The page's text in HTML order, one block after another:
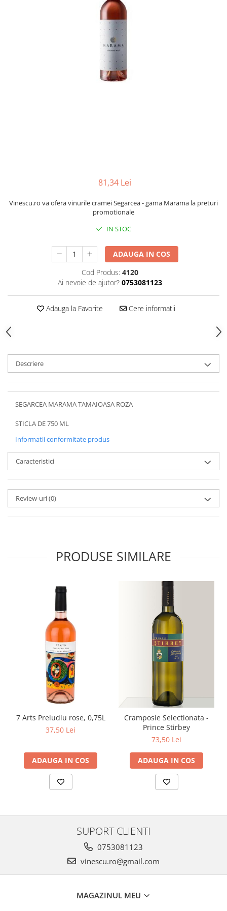
81,34 Lei
Vinescu.ro va ofera vinurile cramei Segarcea - gama Marama la preturi
promotionale
IN STOC
ADAUGA IN COS
Cod Produs: 4120
Ai nevoie de ajutor? 0753081123
Adauga la Favorite Cere informatii
Descriere
SEGARCEA MARAMA TAMAIOASA ROZA
STICLA DE 750 ML
Informatii conformitate produs
Caracteristici
Review-uri(0)
PRODUSE SIMILARE
7 Arts Preludiu rose, 0,75L
37,50 Lei
ADAUGA IN COS
Cramposie Selectionata -
Prince Stirbey
73,50 Lei
ADAUGA IN COS
SUPORT CLIENTI
0753081123
vinescu.ro@gmail.com
MAGAZINUL MEU